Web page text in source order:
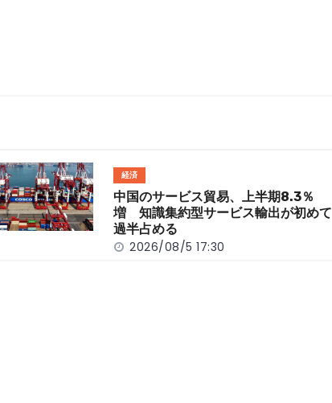
経済
中国のサービス貿易、上半期8.3％
増 知識集約型サービス輸出が初めて
過半占める
2026/08/5 17:30